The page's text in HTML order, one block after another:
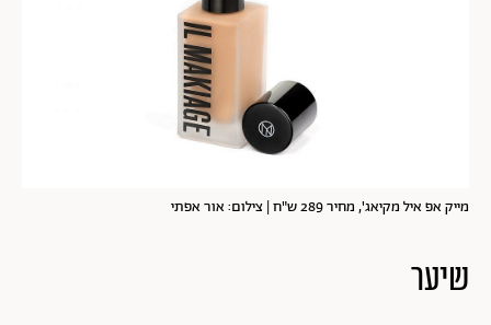
מייק אפ איל מקיאג', מחיר 289 ש"ח | צילום: אור אפתי
שיער